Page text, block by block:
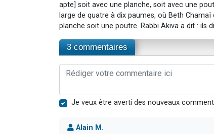
apte] soit avec une planche, soit avec une
large de quatre à dix paumes, où Beth
planche soit une poutre. Rabbi Akiva a dit : ils
3 commentaires
Je veux être averti des nouveaux
Alain M.